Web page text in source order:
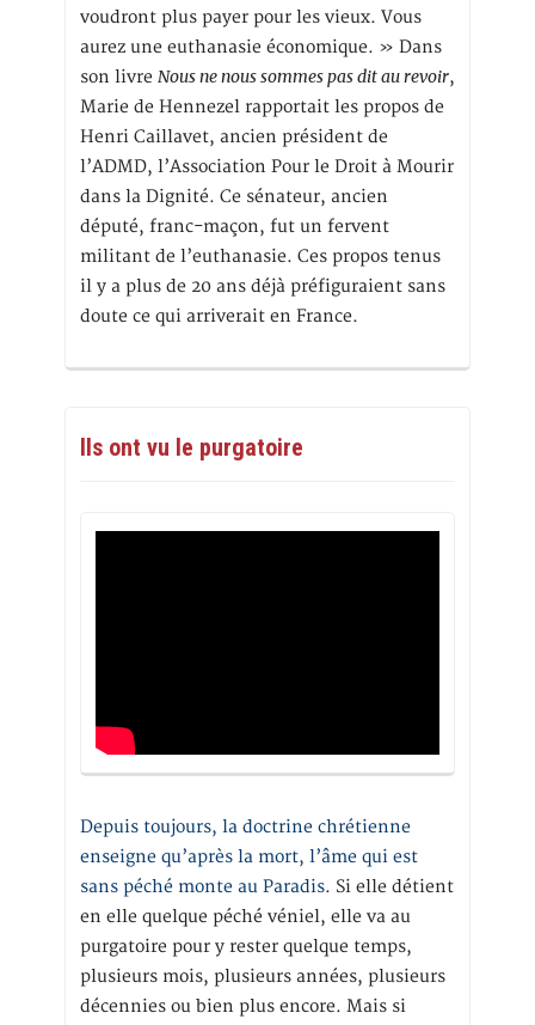
voudront plus payer pour les vieux. Vous
aurez une euthanasie économique. » Dans
son livre Nous ne nous sommes pas dit au revoir,
Marie de Hennezel rapportait les propos de
Henri Caillavet, ancien président de
l’ADMD, l’Association Pour le Droit à Mourir
dans la Dignité. Ce sénateur, ancien
député, franc-maçon, fut un fervent
militant de l’euthanasie. Ces propos tenus
il y a plus de 20 ans déjà préfiguraient sans
doute ce qui arriverait en France.
Ils ont vu le purgatoire
Depuis toujours, la doctrine chrétienne
enseigne qu’après la mort, l’âme qui est
sans péché monte au Paradis. Si elle détient
en elle quelque péché véniel, elle va au
purgatoire pour y rester quelque temps,
plusieurs mois, plusieurs années, plusieurs
décennies ou bien plus encore. Mais si